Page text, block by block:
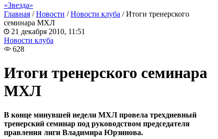
«Звезда»
Главная /Новости /Новости клуба /Итоги тренерского
семинара МХЛ
21 декабря 2010, 11:51
Новости клуба
628
Итоги тренерского семинара
МХЛ
В конце минувшей недели МХЛ провела трехдневный
тренерский семинар под руководством председателя
правления лиги Владимира Юрзинова.